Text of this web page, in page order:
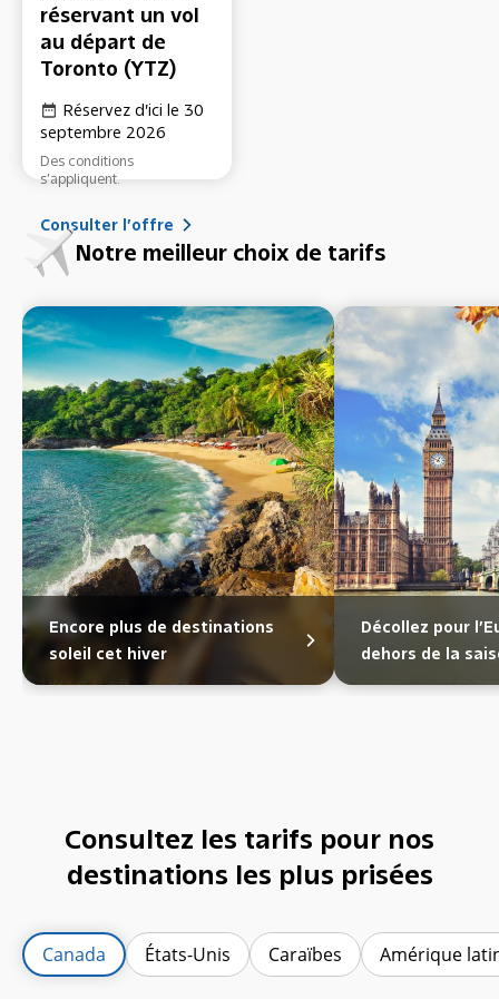
réservant un vol
au départ de
Toronto (YTZ)
Réservez d’ici le 30
septembre 2026
Des conditions
s’appliquent.
Consulter l’offre
Notre meilleur choix de tarifs
Encore plus de destinations
soleil cet hiver
Décollez pour
dehors de la
Consultez les tarifs pour nos
destinations les plus prisées
Canada États-Unis Caraïbes Amérique